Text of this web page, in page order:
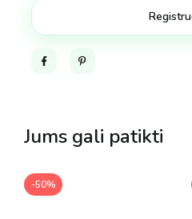
FacebookPinterest
Jums gali patikti
-50%